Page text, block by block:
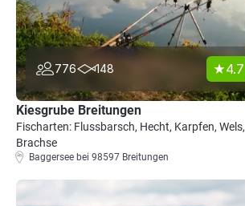
776 148 4.7
Kiesgrube Breitungen
Fischarten: Flussbarsch, Hecht, Karpfen, Wels,
Brachse
Baggersee bei 98597 Breitungen